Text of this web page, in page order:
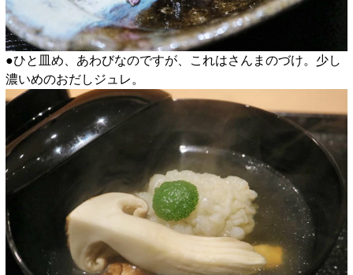
●ひと皿め、あわびなのですが、これはさんまのづけ。少し
濃いめのおだしジュレ。